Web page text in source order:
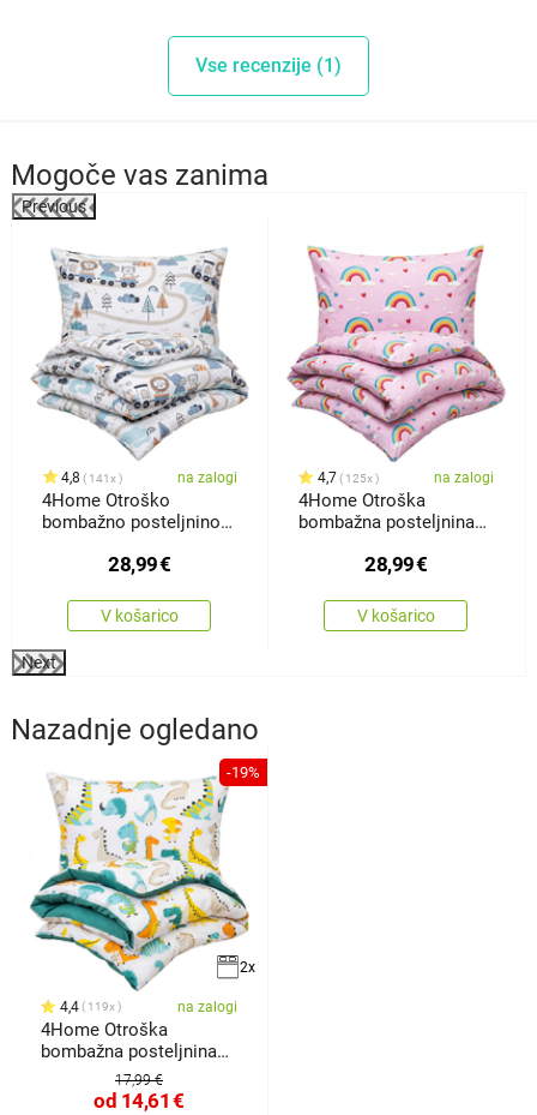
Vse recenzije (1)
Mogoče vas zanima
Previous
4,8 141x na zalogi
4Home Otroško
bombažno posteljnino
cm, 70 x 90 cm
28,99€
V košarico
4,7 125x na zalogi
4Home Otroška
bombažna posteljnina
70 x 90 cm28,99€
V košarico
Next
Nazadnje ogledano
-19%
2x
4,4 119x na zalogi
4Home Otroška
bombažna posteljnina
Little dino17,99 €
od 14,61€